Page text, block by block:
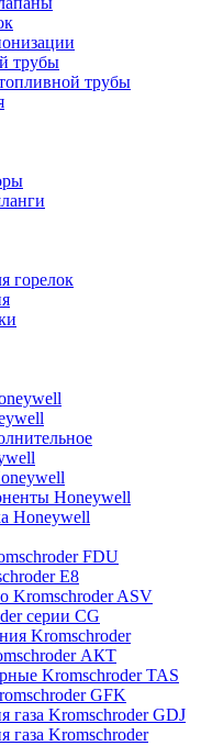
трубы
трубы
горелок
Honeywell
Honeywell
FDU
E8
Kromschroder ASV
серии CG
Kromschroder
АКТ
Kromschroder TAS
GFK
газа Kromschroder GDJ
газа Kromschroder